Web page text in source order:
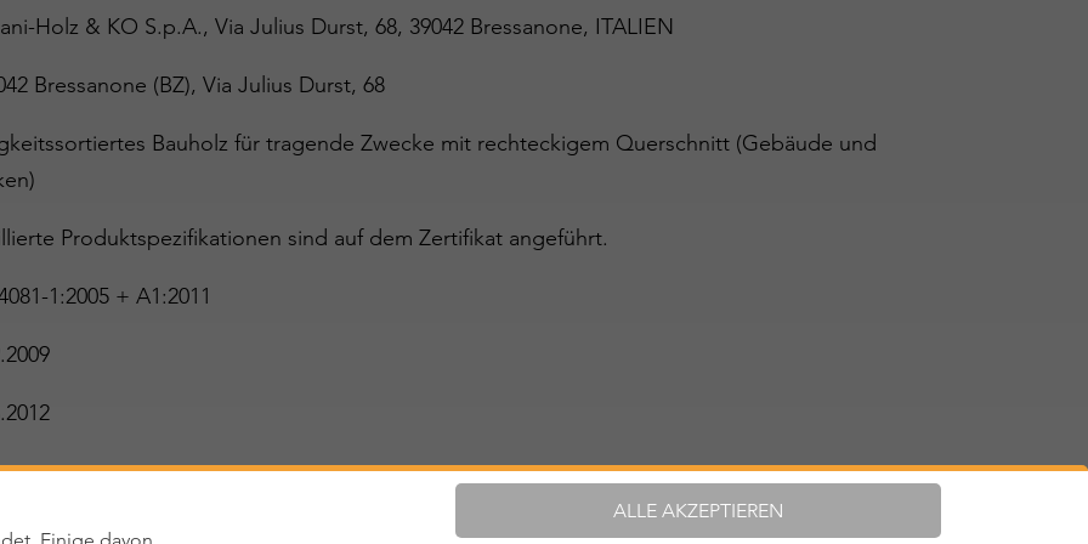
ALLE AKZEPTIEREN
Holz & KO S.p.A., Via Julius Durst, 68, 39042 Bressanone, ITALIEN
Bressanone (BZ), Via Julius Durst, 68
Bauholz für tragende Zwecke mit rechteckigem Querschnitt (Gebäude und
Produktspezifikationen sind auf dem Zertifikat angeführt.
1:2005 + A1:2011